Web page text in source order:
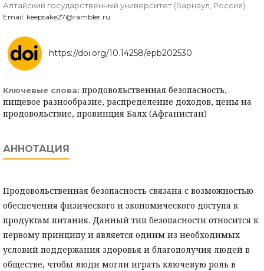
Алтайский государственный университет (Барнаул, Россия)
Email: keepsake27@rambler.ru
https://doi.org/10.14258/epb202530
Ключевые слова: продовольственная безопасность,
пищевое разнообразие, распределение доходов, цены на
продовольствие, провинция Балх (Афганистан)
АННОТАЦИЯ
Продовольственная безопасность связана с возможностью
обеспечения физического и экономического доступа к
продуктам питания. Данный тип безопасности относится к
первому принципу и является одним из необходимых
условий поддержания здоровья и благополучия людей в
обществе, чтобы люди могли играть ключевую роль в